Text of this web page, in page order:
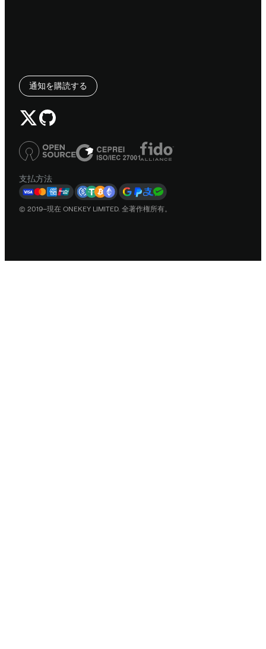
通知を購読する
支払方法
© 2019–現在 ONEKEY LIMITED. 全著作権所有。